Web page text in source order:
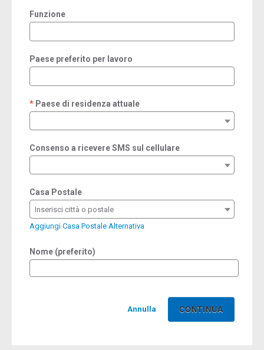
Funzione
Paese preferito per lavoro
Paese di residenza attuale
required
Consenso a ricevere SMS sul cellulare
Casa Postale
Inserisci città o postale
Aggiungi Casa Postale Alternativa
Nome (preferito)
Annulla